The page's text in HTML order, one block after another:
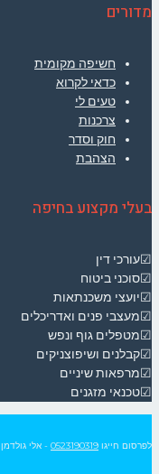
מדורים
חשיפה מקומית
כדאי לקרוא
טעים לי
צרכנות
חוק וסדר
הצהבת
בעלי מקצוע בחיפה
☑עורכי דין
☑סוכני ביטוח
☑יועצי משכנתאות
☑מעצבי פנים ואדריכלים
☑מטפלים גוף ונפש
☑קבלנים ושיפוצניקים
☑מרפאות שיניים
☑טכנאי מזגנים
לפרסום חייגו 0523190319 - אלי גולדמן